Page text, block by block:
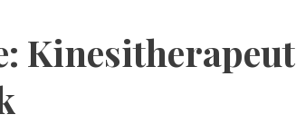
Kinesitherapeut